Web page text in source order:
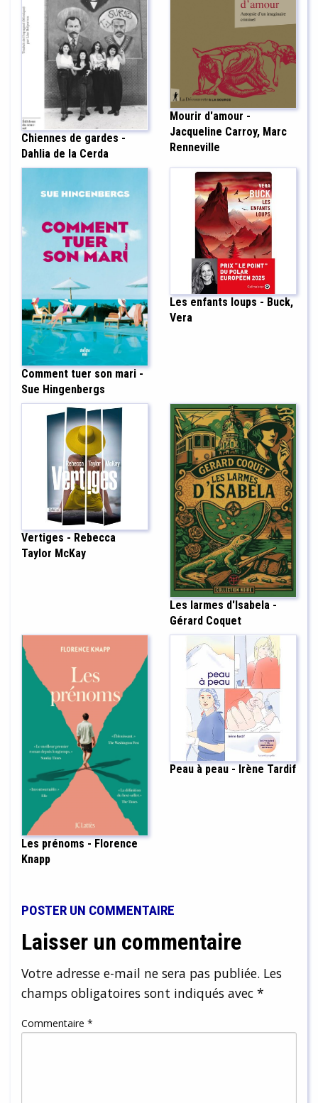
Chiennes de gardes -
Dahlia de la Cerda
Mourir d'amour -
Jacqueline Carroy, Marc
Renneville
Comment tuer son mari -
Sue Hingenbergs
Les enfants loups - Buck,
Vera
Vertiges - Rebecca
Taylor McKay
Les larmes d'Isabela -
Gérard Coquet
Les prénoms - Florence
Knapp
Peau à peau - Irène Tardif
POSTER UN COMMENTAIRE
Laisser un commentaire
Votre adresse e-mail ne sera pas publiée. Les
champs obligatoires sont indiqués avec *
Commentaire *